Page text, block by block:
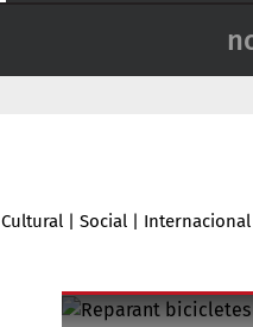
Cultural | Social | Internacional